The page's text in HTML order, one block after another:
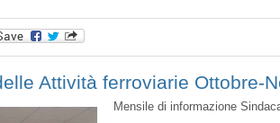
Attività ferroviarie Ottobre-
Mensile di informazione